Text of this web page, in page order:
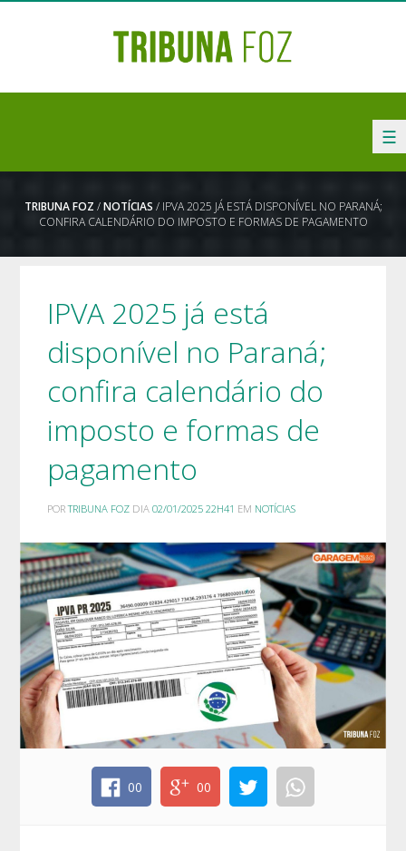
☰
TRIBUNA FOZ /NOTÍCIAS / IPVA 2025 JÁ ESTÁ DISPONÍVEL NO PARANÁ;
CONFIRA CALENDÁRIO DO IMPOSTO E FORMAS DE PAGAMENTO
IPVA 2025 já está
disponível no Paraná;
confira calendário do
imposto e formas de
pagamento
PORTRIBUNA FOZ DIA02/01/2025 22H41 EM NOTÍCIAS
00 00